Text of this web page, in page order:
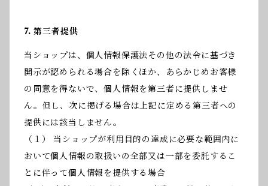
7. 第三者提供
当ショップは、個人情報保護法その他の法令に基づき
開示が認められる場合を除くほか、あらかじめお客様
の同意を得ないで、個人情報を第三者に提供しませ
ん。但し、次に掲げる場合は上記に定める第三者への
提供には該当しません。
（１） 当ショップが利用目的の達成に必要な範囲内に
おいて個人情報の取扱いの全部又は一部を委託するこ
とに伴って個人情報を提供する場合